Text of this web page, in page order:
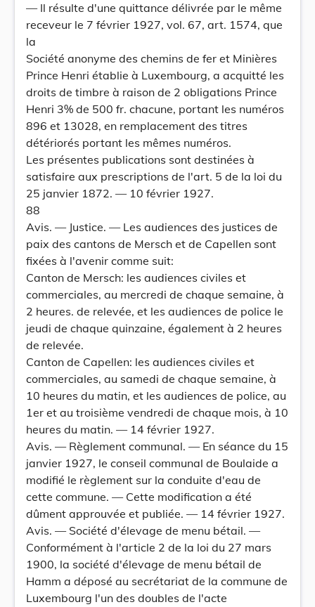
— Il résulte d'une quittance délivrée par le même
receveur le 7 février 1927, vol. 67, art. 1574, que
la
Société anonyme des chemins de fer et Minières
Prince Henri établie à Luxembourg, a acquitté les
droits de timbre à raison de 2 obligations Prince
Henri 3% de 500 fr. chacune, portant les numéros
896 et 13028, en remplacement des titres
détériorés portant les mêmes numéros.
Les présentes publications sont destinées à
satisfaire aux prescriptions de l'art. 5 de la loi du
25 janvier 1872. — 10 février 1927.
88
Avis. — Justice. — Les audiences des justices de
paix des cantons de Mersch et de Capellen sont
fixées à l'avenir comme suit:
Canton de Mersch: les audiences civiles et
commerciales, au mercredi de chaque semaine, à
2 heures. de relevée, et les audiences de police le
jeudi de chaque quinzaine, également à 2 heures
de relevée.
Canton de Capellen: les audiences civiles et
commerciales, au samedi de chaque semaine, à
10 heures du matin, et les audiences de police, au
1er et au troisième vendredi de chaque mois, à 10
heures du matin. — 14 février 1927.
Avis. — Règlement communal. — En séance du 15
janvier 1927, le conseil communal de Boulaide a
modifié le règlement sur la conduite d'eau de
cette commune. — Cette modification a été
dûment approuvée et publiée. — 14 février 1927.
Avis. — Société d'élevage de menu bétail. —
Conformément à l'article 2 de la loi du 27 mars
1900, la société d'élevage de menu bétail de
Hamm a déposé au secrétariat de la commune de
Luxembourg l'un des doubles de l'acte